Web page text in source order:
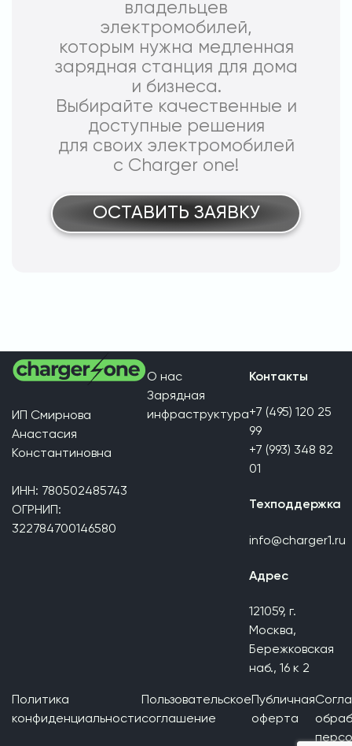
владельцев
электромобилей,
которым нужна медленная
зарядная станция для дома
и бизнеса.
Выбирайте качественные и
доступные решения
для своих электромобилей
с Charger one!
ОСТАВИТЬ ЗАЯВКУ
ИП Смирнова
Анастасия
Константиновна
ИНН: 780502485743
ОГРНИП:
322784700146580
О нас
Зарядная
инфраструктура
Контакты
+7 (495) 120 25
99
+7 (993) 348 82
01
Техподдержка
info@charger1.ru
Адрес
121059, г.
Москва,
Бережковская
наб., 16 к 2
Политика
конфиденциальности
Пользовательское
соглашение
Публичная
оферта